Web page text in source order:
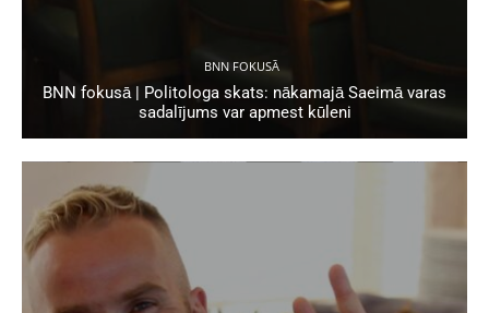
BNN FOKUSĀ
BNN fokusā | Politologa skats: nākamajā Saeimā varas
sadalījums var apmest kūleni